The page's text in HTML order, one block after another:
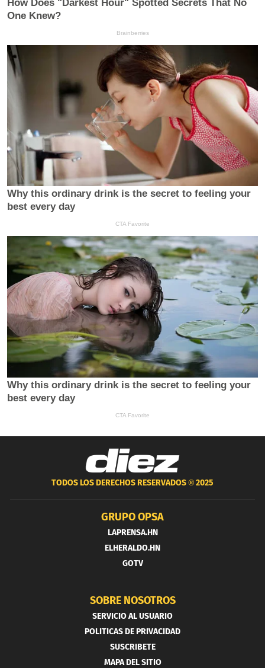
TODOS LOS DERECHOS RESERVADOS ®2025
GRUPO OPSA
LAPRENSA.HN
ELHERALDO.HN
GOTV
SOBRE NOSOTROS
SERVICIO AL USUARIO
POLITICAS DE PRIVACIDAD
SUSCRIBETE
MAPA DEL SITIO